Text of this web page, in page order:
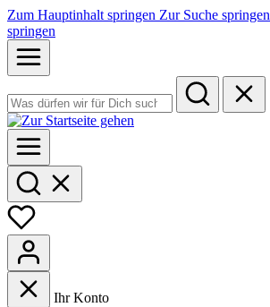
Zum Hauptinhalt springen Zur Suche springen
springen
Ihr Konto